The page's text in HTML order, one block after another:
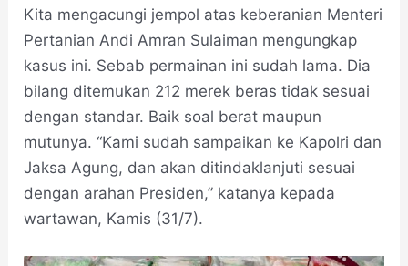
Kita mengacungi jempol atas keberanian Menteri
Pertanian Andi Amran Sulaiman mengungkap
kasus ini. Sebab permainan ini sudah lama. Dia
bilang ditemukan 212 merek beras tidak sesuai
dengan standar. Baik soal berat maupun
mutunya. “Kami sudah sampaikan ke Kapolri dan
Jaksa Agung, dan akan ditindaklanjuti sesuai
dengan arahan Presiden,” katanya kepada
wartawan, Kamis (31/7).